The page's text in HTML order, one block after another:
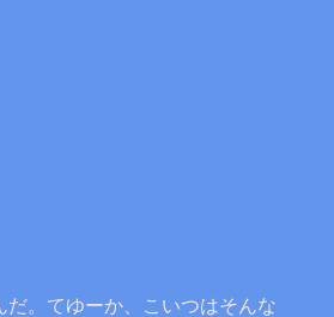
。てゆーか、こいつはそんな